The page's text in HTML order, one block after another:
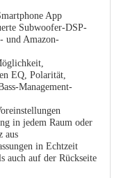
App
Subwoofer-DSP-
und Amazon-
EQ, Polarität,
Management-
in jedem Raum oder
aus
in Echtzeit
auch auf der Rückseite